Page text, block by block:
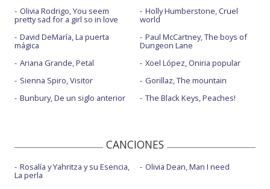
Olivia Rodrigo, You seem
pretty sad for a girl so in love
David DeMaría, La puerta
mágica
Ariana Grande, Petal
Sienna Spiro, Visitor
Bunbury, De un siglo anterior
Holly Humberstone, Cruel
world
Paul McCartney, The boys of
Dungeon Lane
Xoel López, Oniria popular
Gorillaz, The mountain
The Black Keys, Peaches!
CANCIONES
Rosalía y Yahritza y su Esencia,
La perla
Olivia Dean, Man I need